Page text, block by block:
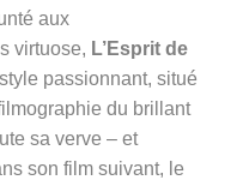
aux
virtuose, L’Esprit de
passionnant, situé
du brillant
sa verve – et
son film suivant, le